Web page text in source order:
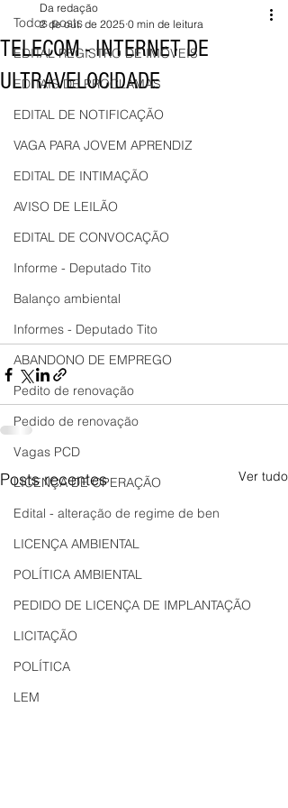
Todos posts
EDITAL REGISTRO DE IMÓVEIS
EDITAIS DE PROCLAMAS
EDITAL DE NOTIFICAÇÃO
VAGA PARA JOVEM APRENDIZ
EDITAL DE INTIMAÇÃO
AVISO DE LEILÃO
EDITAL DE CONVOCAÇÃO
Informe - Deputado Tito
Balanço ambiental
Informes - Deputado Tito
ABANDONO DE EMPREGO
Pedito de renovação
Pedido de renovação
Vagas PCD
LICENÇA DE OPERAÇÃO
Edital - alteração de regime de ben
LICENÇA AMBIENTAL
POLÍTICA AMBIENTAL
PEDIDO DE LICENÇA DE IMPLANTAÇÃO
LICITAÇÃO
POLÍTICA
LEM
TELECOM - INTERNET DE
ULTRAVELOCIDADE
Da redação
2 de out. de 2025 0 min de leitura
Posts recentes Ver tudo